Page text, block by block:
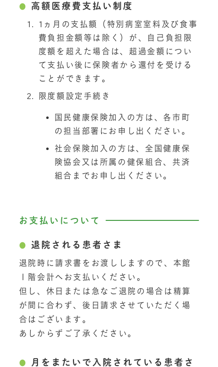
高額医療費支払い制度
1ヵ月の支払額（特別病室室料及び食事
費負担金額等は除く）が、自己負担限
度額を超えた場合は、超過金額につい
て支払い後に保険者から還付を受ける
ことができます。
限度額設定手続き
国民健康保険加入の方は、各市町
の担当部署にお申し出ください。
社会保険加入の方は、全国健康保
険協会又は所属の健保組合、共済
組合までお申し出ください。
お支払いについて
退院される患者さま
退院時に請求書をお渡ししますので、本館
１階会計へお支払いください。
但し、休日または急なご退院の場合は精算
が間に合わず、後日請求させていただく場
合はございます。
あしからずご了承ください。
月をまたいで入院されている患者さ